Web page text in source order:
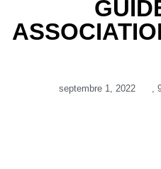
septembre 1, 2022 ,